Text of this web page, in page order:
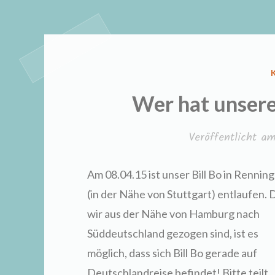
Wer hat
Veröffentlicht am
Am 08.04.15 ist unser Bill Bo in
(in der Nähe von Stuttgart) entlaufen.
wir aus der Nähe von Hamburg nach
Süddeutschland gezogen sind, ist es
möglich, dass sich Bill Bo gerade auf
Deutschlandreise befindet! Bitte teilt